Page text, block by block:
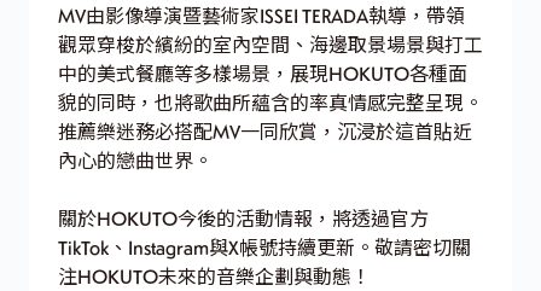
MV由影像導演暨藝術家ISSEI TERADA執導，帶領
觀眾穿梭於繽紛的室內空間、海邊取景場景與打工
中的美式餐廳等多樣場景，展現HOKUTO各種面
貌的同時，也將歌曲所蘊含的率真情感完整呈現。
推薦樂迷務必搭配MV一同欣賞，沉浸於這首貼近
內心的戀曲世界。
關於HOKUTO今後的活動情報，將透過官方
TikTok、Instagram與X帳號持續更新。敬請密切關
注HOKUTO未來的音樂企劃與動態！